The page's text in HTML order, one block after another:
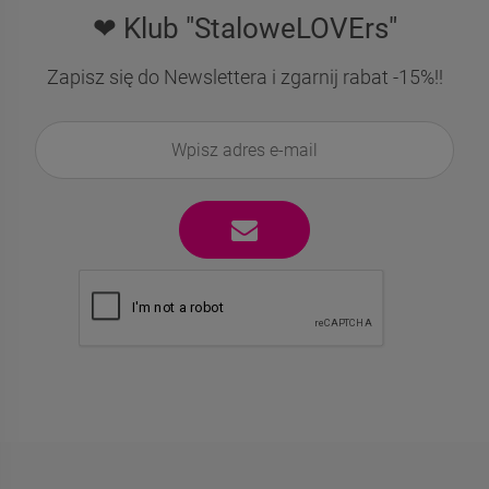
❤ Klub "StaloweLOVErs"
Zapisz się do Newslettera i zgarnij rabat -15%!!